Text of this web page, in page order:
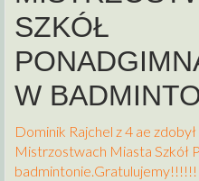
SZKÓŁ
W
Dominik Rajchel z 4 ae
Mistrzostwach Miasta Szkół
badmintonie.Gratulujemy!!!!!!